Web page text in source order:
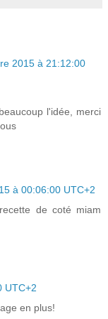
2015 à 21:12:00
l'idée, merci
à 00:06:00 UTC+2
de coté miam
UTC+2
en plus!